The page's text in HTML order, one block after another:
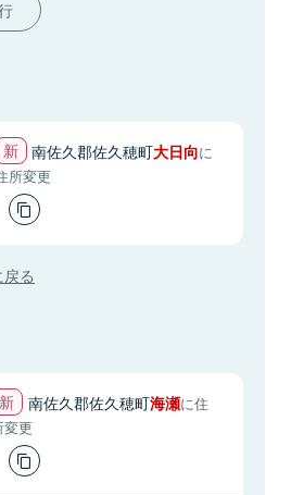
南佐久郡佐久穂町大日向に
所変更
る
南佐久郡佐久穂町海瀬に住
変更